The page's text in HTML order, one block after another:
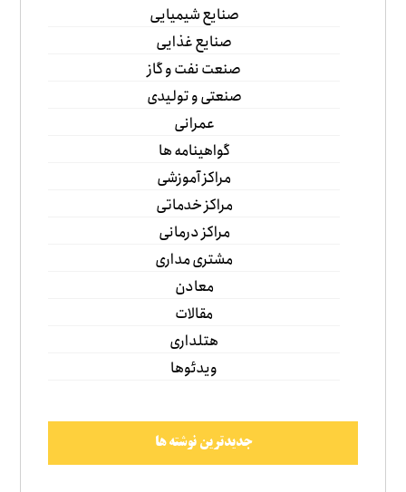
صنایع شیمیایی
صنایع غذایی
صنعت نفت و گاز
صنعتی و تولیدی
عمرانی
گواهینامه ها
مراکز آموزشی
مراکز خدماتی
مراکز درمانی
مشتری مداری
معادن
مقالات
هتلداری
ویدئوها
جدیدترین نوشته ها